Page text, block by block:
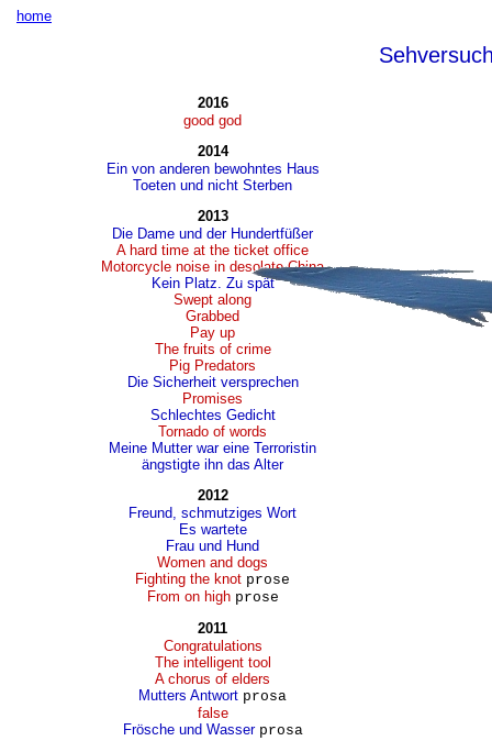
home
2016
good god
2014
Ein von anderen bewohntes Haus
Toeten und nicht Sterben
2013
Die Dame und der Hundertfüßer
A hard time at the ticket office
Motorcycle noise in desolate China
Kein Platz. Zu spät
Swept along
Grabbed
Pay up
The fruits of crime
Pig Predators
Die Sicherheit versprechen
Promises
Schlechtes Gedicht
Tornado of words
Meine Mutter war eine Terroristin
ängstigte ihn das Alter
2012
Freund, schmutziges Wort
Es wartete
Frau und Hund
Women and dogs
Fighting the knot prose
From on high prose
2011
Congratulations
The intelligent tool
A chorus of elders
Mutters Antwort prosa
false
Frösche und Wasser prosa